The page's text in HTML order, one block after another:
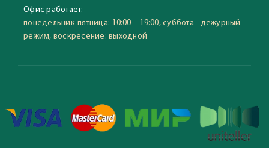
Офис работает:
понедельник-пятница: 10:00 – 19:00, суббота - дежурный
режим, воскресение: выходной